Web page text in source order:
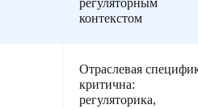
регуляторным
контекстом
Отраслевая
критична:
регуляторика,